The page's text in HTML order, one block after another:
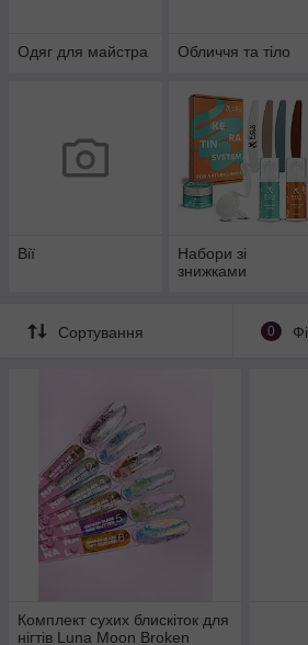
Одяг для майстра Обличчя та тіло
Вії
Набори зі
знижками
Сортування 0
Комплект сухих блискіток для
нігтів Luna Moon Broken